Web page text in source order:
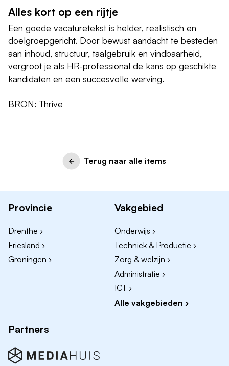
Alles kort op een rijtje
Een goede vacaturetekst is helder, realistisch en
doelgroepgericht. Door bewust aandacht te besteden
aan inhoud, structuur, taalgebruik en vindbaarheid,
vergroot je als HR-professional de kans op geschikte
kandidaten en een succesvolle werving.
BRON: Thrive
Terug naar alle items
Provincie
Drenthe ›
Friesland ›
Groningen ›
Vakgebied
Onderwijs ›
Techniek & Productie ›
Zorg & welzijn ›
Administratie ›
ICT ›
Alle vakgebieden ›
Partners